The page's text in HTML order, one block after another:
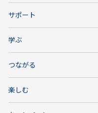
サポート
学ぶ
つながる
楽しむ